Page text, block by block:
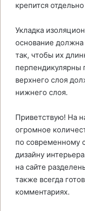
крепится
Укладка
основание должна
так, чтобы их
перпендикулярны
верхнего слоя
нижнего слоя.
Приветствую! На
огромное
по современному
дизайну
на сайте
также всегда
комментариях.